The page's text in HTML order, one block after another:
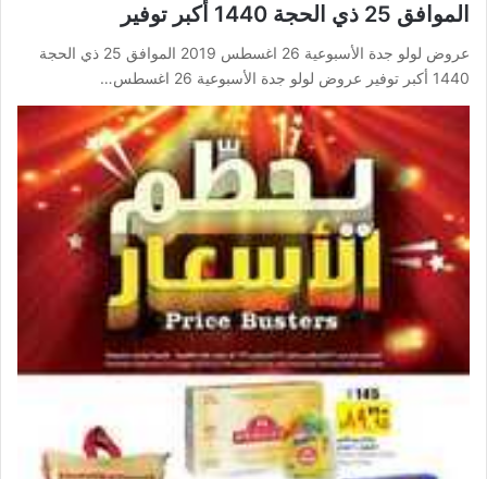
الموافق 25 ذي الحجة 1440 أكبر توفير
عروض لولو جدة الأسبوعية 26 اغسطس 2019 الموافق 25 ذي الحجة
1440 أكبر توفير عروض لولو جدة الأسبوعية 26 اغسطس…